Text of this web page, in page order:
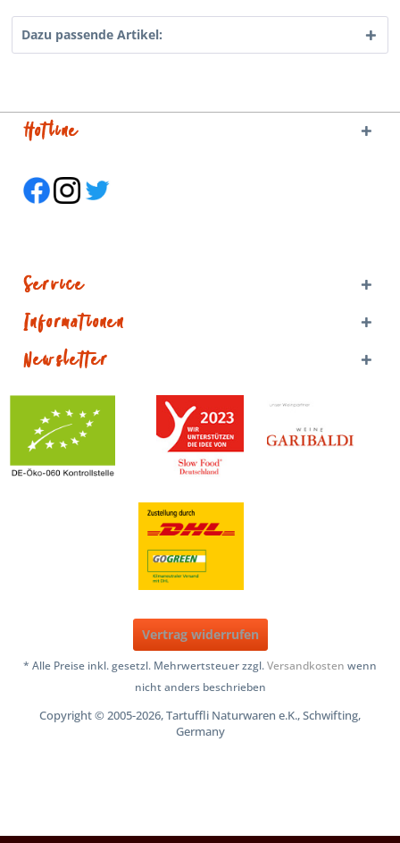
Dazu passende Artikel:
Hotline
Service
Informationen
Newsletter
Vertrag widerrufen
* Alle Preise inkl. gesetzl. Mehrwertsteuer zzgl.Versandkosten wenn
nicht anders beschrieben
Copyright © 2005-2026, Tartuffli Naturwaren e.K., Schwifting,
Germany